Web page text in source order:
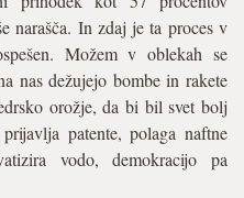
narašča. In zdaj je ta proces v
Možem v oblekah se
nas dežujejo bombe in rakete
orožje, da bi bil svet bolj
patente, polaga naftne
vodo, demokracijo pa